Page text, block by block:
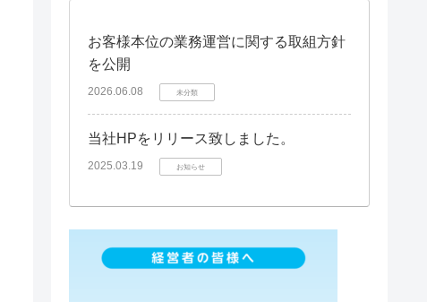
お客様本位の業務運営に関する取組方針
を公開
2026.06.08 未分類
当社HPをリリース致しました。
2025.03.19 お知らせ